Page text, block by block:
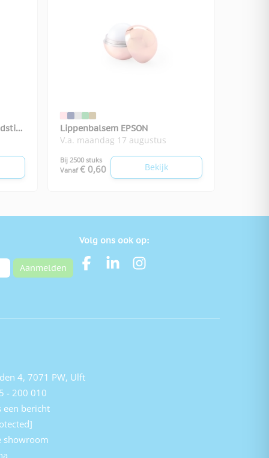
Lippenbalsem EPSON
V.a. maandag 17 augustus
Bij 2500 stuks
Vanaf € 0,60 Bekijk
Aanmelden
Volg ons ook op:
4, 7071 PW, Ulft
- 200 010
een bericht
showroom